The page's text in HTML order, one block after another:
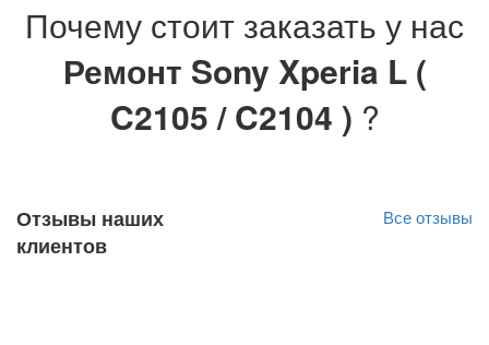
Почему стоит заказать у нас
Ремонт Sony Xperia L (
C2105 / C2104 ) ?
Отзывы наших
клиентов
Все отзывы